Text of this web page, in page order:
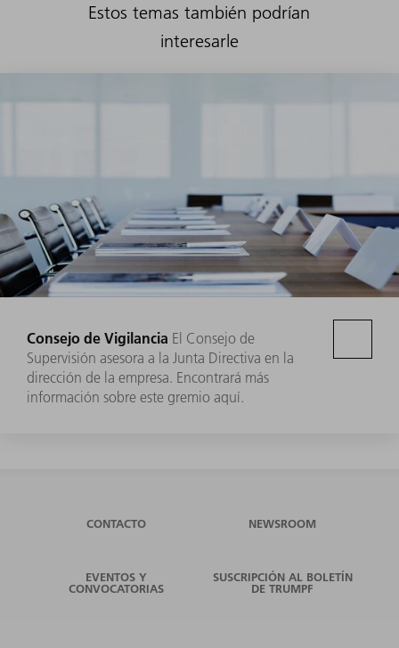
Estos temas también podrían
interesarle
Consejo de Vigilancia El Consejo de
Supervisión asesora a la Junta Directiva en la
dirección de la empresa. Encontrará más
información sobre este gremio aquí.
CONTACTO NEWSROOM
EVENTOS Y
CONVOCATORIAS
SUSCRIPCIÓN AL BOLETÍN
DE TRUMPF